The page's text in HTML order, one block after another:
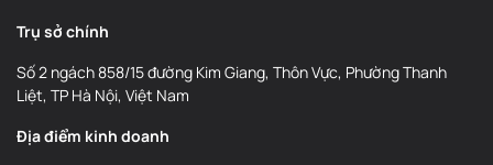
Trụ sở chính
Số 2 ngách 858/15 đường Kim Giang, Thôn Vực, Phường Thanh
Liệt, TP Hà Nội, Việt Nam
Địa điểm kinh doanh